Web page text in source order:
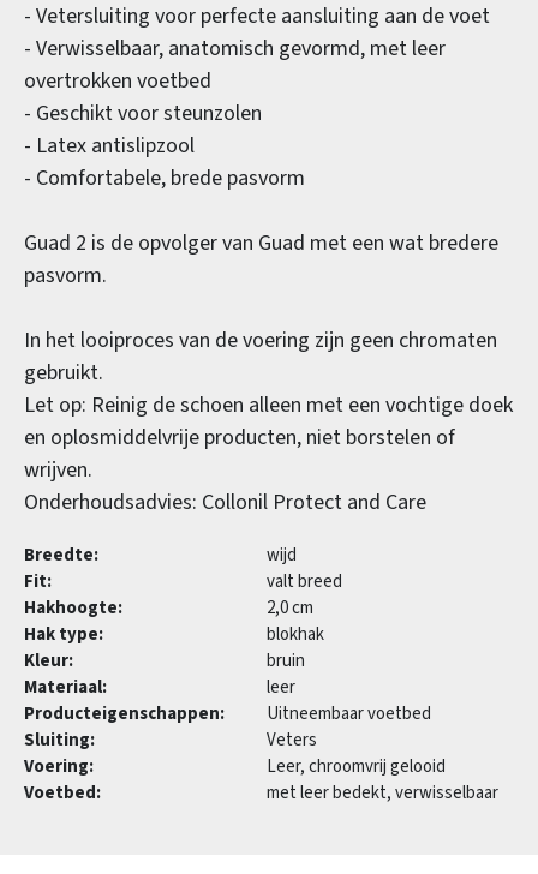
- Vetersluiting voor perfecte aansluiting aan de voet
- Verwisselbaar, anatomisch gevormd, met leer
overtrokken voetbed
- Geschikt voor steunzolen
- Latex antislipzool
- Comfortabele, brede pasvorm
Guad 2 is de opvolger van Guad met een wat bredere
pasvorm.
In het looiproces van de voering zijn geen chromaten
gebruikt.
Let op: Reinig de schoen alleen met een vochtige doek
en oplosmiddelvrije producten, niet borstelen of
wrijven.
Onderhoudsadvies: Collonil Protect and Care
Breedte:
wijd
Fit:
valt breed
Hakhoogte:
2,0 cm
Hak type:
blokhak
Kleur:
bruin
Materiaal:
leer
Producteigenschappen:
Uitneembaar voetbed
Sluiting:
Veters
Voering:
Leer, chroomvrij gelooid
Voetbed:
met leer bedekt, verwisselbaar